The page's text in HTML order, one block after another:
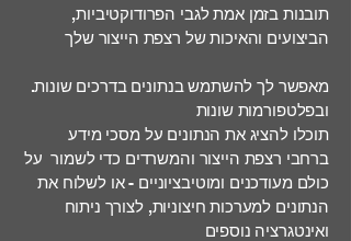
תובנות בזמן אמת לגבי הפרודוקטיביות,
הביצועים והאיכות של רצפת הייצור שלך
.מאפשר לך להשתמש בנתונים בדרכים שונות
ובפלטפורמות שונות
תוכלו להציג את הנתונים על מסכי מידע
ברחבי רצפת הייצור והמשרדים כדי לשמור על
כולם מעודכנים ומוטיבציוניים - או לשלוח את
הנתונים למערכות חיצוניות, לצורך ניתוח
ואינטגרציה נוספים